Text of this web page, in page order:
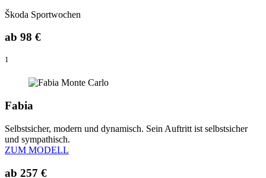
Škoda Sportwochen
ab 98 €
1
Fabia
Selbstsicher, modern und dynamisch. Sein Auftritt ist selbstsicher
und sympathisch.
ZUM MODELL
ab 257 €